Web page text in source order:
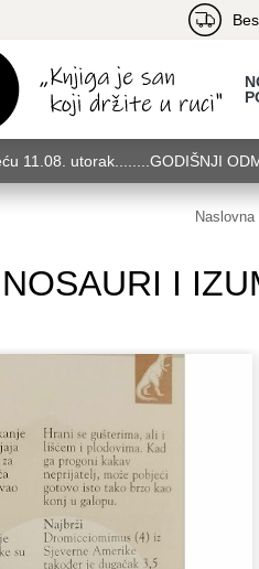
11.08. utorak........GODIŠNJI
opet kreću 11.08.
paketi opet kreću 11.08.
Naslovna
I